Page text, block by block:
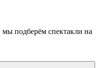
мы подберём спектакли на